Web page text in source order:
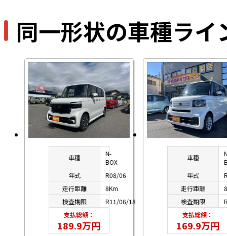
同一形状の車種ライ
車種
N-
BOX
年式
R08/06
走行距離
8Km
検査期限
R11/06/18
支払総額：
189.9万円
車種
年式
走行距離
検査期限
支払総額：
169.9万円